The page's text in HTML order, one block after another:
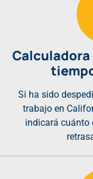
Calculadora
Si ha sido
trabajo en
indicará cuánto